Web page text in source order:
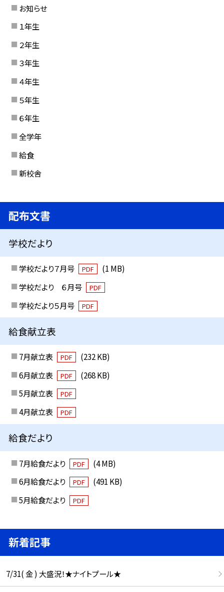
お知らせ
１年生
２年生
３年生
４年生
５年生
６年生
全学年
給食
新校舎
配布文書
学校だより
学校だより７月号 PDF
(1 MB)
学校だより ６月号
PDF
学校だより５月号 PDF
給食献立表
7月献立表 PDF
(232 KB)
6月献立表
PDF
(268 KB)
5月献立表
PDF
4月献立表 PDF
給食だより
7月給食だより PDF
(4 MB)
6月給食だより
PDF
(491 KB)
5月給食だより
PDF
新着記事
7/31( 金 ) 大盛況！★ナイトプール★